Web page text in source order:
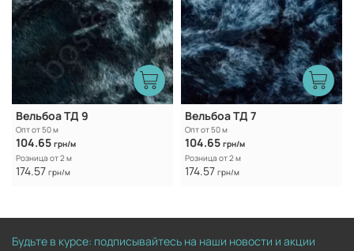
Вельбоа ТД 9
Опт от 50 м
104.65 грн/м
Розница от 2 м
174.57 грн/м
Вельбоа ТД 7
Опт от 50 м
104.65 грн/м
Розница от 2 м
174.57 грн/м
Будьте в курсе: подписывайтесь на наши новости и акции